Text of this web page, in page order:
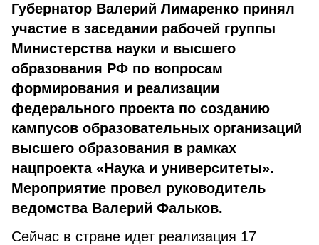
Губернатор Валерий Лимаренко принял
участие в заседании рабочей группы
Министерства науки и высшего
образования РФ по вопросам
формирования и реализации
федерального проекта по созданию
кампусов образовательных организаций
высшего образования в рамках
нацпроекта «Наука и университеты».
Мероприятие провел руководитель
ведомства Валерий Фальков.
Сейчас в стране идет реализация 17